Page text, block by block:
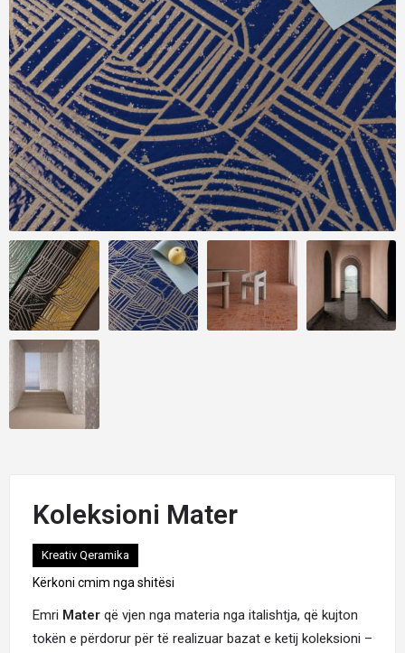
Koleksioni Mater
Kreativ Qeramika
Kërkoni cmim nga shitësi
Emri Mater që vjen nga materia nga italishtja, që kujton
tokën e përdorur për të realizuar bazat e ketij koleksioni –